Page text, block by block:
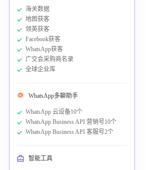
海关数据
地图获客
领英获客
Facebook获客
WhatsApp获客
广交会采购商名录
全球企业库
WhatsApp多聊助手
WhatsApp 云设备10个
WhatsApp Business API 营销号10个
WhatsApp Business API 客服号2个
智能工具